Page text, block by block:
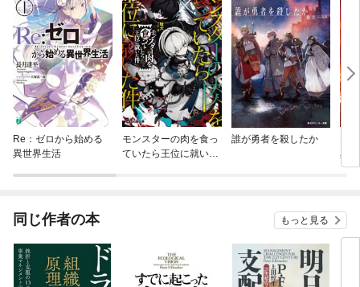
Re：ゼロから始める
異世界生活
モンスターの肉を食っ
ていたら王位に就いた
誰が勇者を殺したか
異
同じ作者の本 もっと見る